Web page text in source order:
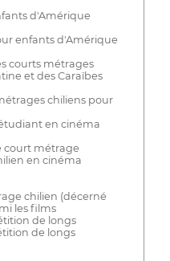
d'Amérique
enfants d'Amérique
courts métrages
et des Caraïbes
chiliens pour
en cinéma
court métrage
en cinéma
chilien (décerné
les films
de longs
de longs